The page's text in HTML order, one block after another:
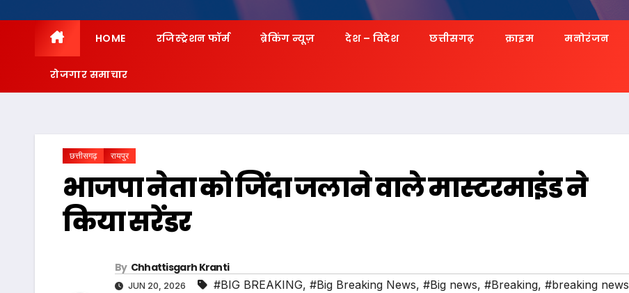
HOME रजिस्ट्रेशन फॉर्म ब्रेकिंग न्यूज़ देश – विदेश छत्तीसगढ़ क्राइम मनोरंजन
रोजगार समाचार
छत्तीसगढ़ रायपुर
भाजपा नेता को जिंदा जलाने वाले मास्टरमाइंड ने
किया सरेंडर
By Chhattisgarh Kranti
JUN 20, 2026 #BIG BREAKING, #Big Breaking News, #Big news, #Breaking, #breaking news